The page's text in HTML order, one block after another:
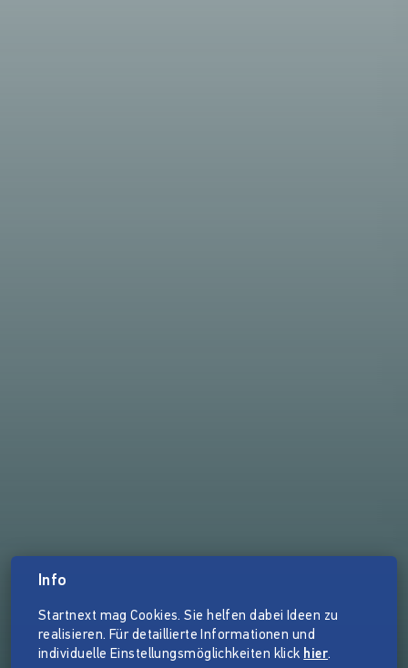
Info
Startnext mag Cookies. Sie helfen dabei Ideen zu
realisieren. Für detaillierte Informationen und
individuelle Einstellungsmöglichkeiten klick hier.